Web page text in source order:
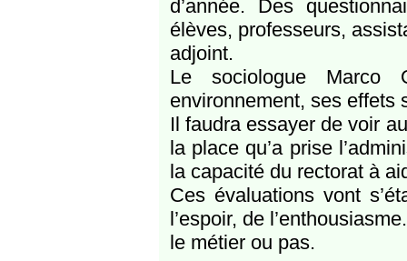
d’année. Des
élèves, professeurs,
adjoint.
Le sociologue Marco
environnement, ses effets
Il faudra essayer de voir
la place qu’a prise
la capacité du rectorat à
Ces évaluations vont
l’espoir, de
le métier ou pas.